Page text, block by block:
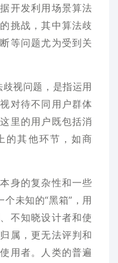
开发利用场景算法
挑战，其中算法歧
等问题尤为受到关
视问题，是指运用
对待不同用户群体
里的用户既包括消
的其他环节，如商
身的复杂性和一些
未知的“黑箱”，用
不知晓设计者和使
属，更无法评判和
用者。人类的普遍